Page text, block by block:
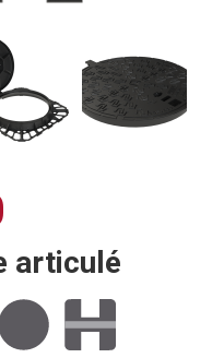
articulé